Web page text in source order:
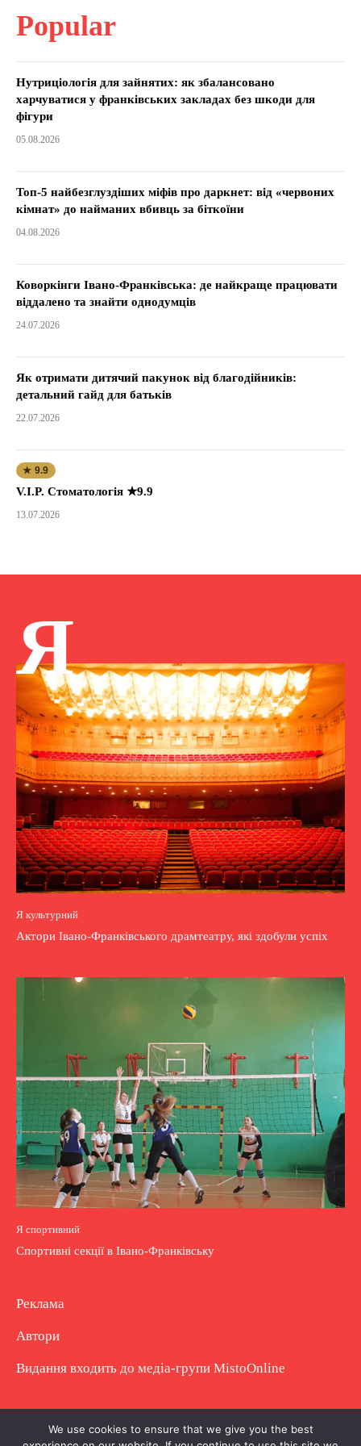
Popular
Нутриціологія для зайнятих: як збалансовано
харчуватися у франківських закладах без шкоди для
фігури
05.08.2026
Топ-5 найбезглуздіших міфів про даркнет: від «червоних
кімнат» до найманих вбивць за біткоїни
04.08.2026
Коворкінги Івано-Франківська: де найкраще працювати
віддалено та знайти однодумців
24.07.2026
Як отримати дитячий пакунок від благодійників:
детальний гайд для батьків
22.07.2026
★ 9.9
V.I.P. Стоматологія ★9.9
13.07.2026
Я
Я культурний
Актори Івано-Франківського драмтеатру, які здобули успіх
Я спортивний
Спортивні секції в Івано-Франківську
Реклама
Автори
Видання входить до медіа-групи MistoOnline
Copyright © Повне використання матеріалу
We use cookies to ensure that we give you the best